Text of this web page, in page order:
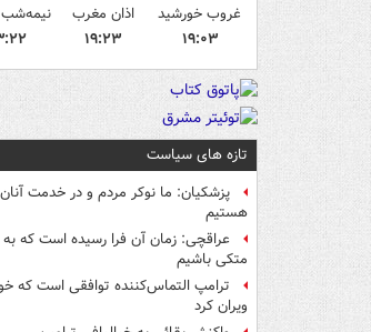
غروب خورشید
۱۹:۰۳
اذان مغرب
۱۹:۲۳
تازه های سیاست
پزشکیان: ما نوکر مردم و در خدمت آنان
هستیم
عراقچی: زمان آن فرا رسیده است که
متکی باشیم
ترامپ التماس‌کننده توافقی است که
ویران کرد